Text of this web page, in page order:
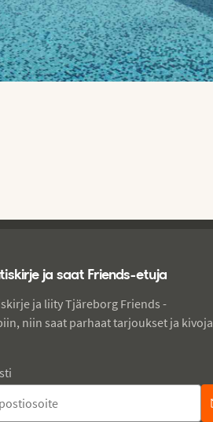
ja saat Friends-etuja
ja liity Tjäreborg Friends -
niin saat parhaat tarjoukset ja kivoja